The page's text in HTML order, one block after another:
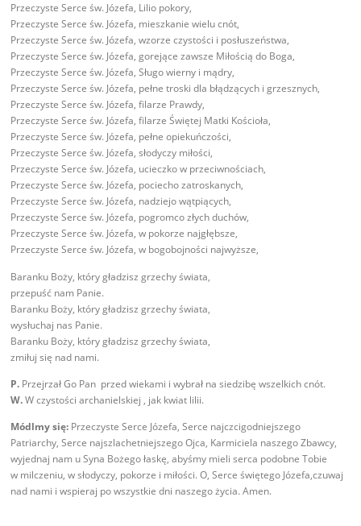
Przeczyste Serce św. Józefa, Lilio pokory,
Przeczyste Serce św. Józefa, mieszkanie wielu cnót,
Przeczyste Serce św. Józefa, wzorze czystości i posłuszeństwa,
Przeczyste Serce św. Józefa, gorejące zawsze Miłością do Boga,
Przeczyste Serce św. Józefa, Sługo wierny i mądry,
Przeczyste Serce św. Józefa, pełne troski dla błądzących i grzesznych,
Przeczyste Serce św. Józefa, filarze Prawdy,
Przeczyste Serce św. Józefa, filarze Świętej Matki Kościoła,
Przeczyste Serce św. Józefa, pełne opiekuńczości,
Przeczyste Serce św. Józefa, słodyczy miłości,
Przeczyste Serce św. Józefa, ucieczko w przeciwnościach,
Przeczyste Serce św. Józefa, pociecho zatroskanych,
Przeczyste Serce św. Józefa, nadziejo wątpiących,
Przeczyste Serce św. Józefa, pogromco złych duchów,
Przeczyste Serce św. Józefa, w pokorze najgłębsze,
Przeczyste Serce św. Józefa, w bogobojności najwyższe,
Baranku Boży, który gładzisz grzechy świata,
przepuść nam Panie.
Baranku Boży, który gładzisz grzechy świata,
wysłuchaj nas Panie.
Baranku Boży, który gładzisz grzechy świata,
zmiłuj się nad nami.
P. Przejrzał Go Pan przed wiekami i wybrał na siedzibę wszelkich cnót.
W.W czystości archanielskiej , jak kwiat lilii.
Módlmy się: Przeczyste Serce Józefa, Serce najczcigodniejszego
Patriarchy, Serce najszlachetniejszego Ojca, Karmiciela naszego Zbawcy,
wyjednaj nam u Syna Bożego łaskę, abyśmy mieli serca podobne Tobie
w milczeniu, w słodyczy, pokorze i miłości. O, Serce świętego Józefa,czuwaj
nad nami i wspieraj po wszystkie dni naszego życia. Amen.